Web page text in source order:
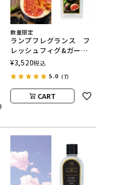
数量限定
ランプフレグランス フ
レッシュフィグ&ガーデ
ニア 500ml フレグラ
ンスランプ用オイル
ASHLEIGH&BURWOOD
（アシュレイアンドバー
ウッド）
¥3,520税込
5.0（7）
CART